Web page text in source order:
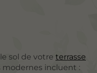
sol de votre terrasse
modernes incluent :